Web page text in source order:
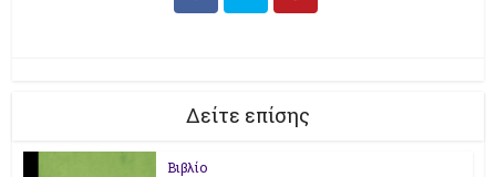
Δείτε επίσης
Βιβλίο